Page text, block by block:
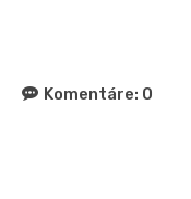
Komentáre: 0